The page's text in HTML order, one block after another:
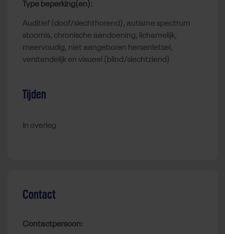
Type beperking(en):
auditief (doof/slechthorend), autisme spectrum
stoornis, chronische aandoening, lichamelijk,
meervoudig, niet aangeboren hersenletsel,
verstandelijk en visueel (blind/slechtziend)
Tijden
In overleg
Contact
Contactpersoon: